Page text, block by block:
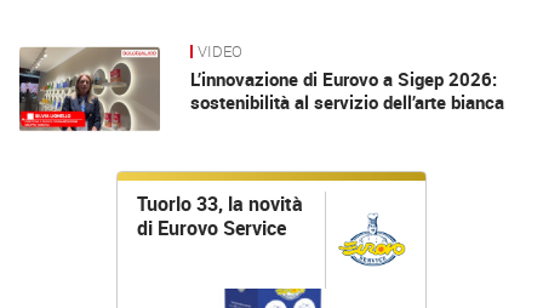
News VIDEO
L’innovazione di Eurovo a Sigep 2026:
sostenibilità al servizio dell’arte bianca
Tuorlo 33, la novità
di Eurovo Service